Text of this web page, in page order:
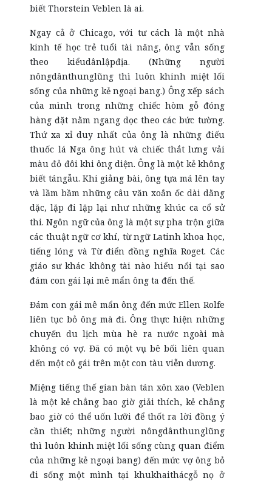
biết Thorstein Veblen là ai.
Ngay cả ở Chicago, với tư cách là một nhà
kinh tế học trẻ tuổi tài năng, ông vẫn sống
theo kiểudânlậpđịa. (Những người
nôngdânthunglũng thì luôn khinh miệt lối
sống của những kẻ ngoại bang.) Ông xếp sách
của mình trong những chiếc hòm gỗ đóng
hàng đặt nằm ngang dọc theo các bức tường.
Thứ xa xỉ duy nhất của ông là những điếu
thuốc lá Nga ông hút và chiếc thắt lưng vải
màu đỏ đôi khi ông diện. Ông là một kẻ không
biết tángẫu. Khi giảng bài, ông tựa má lên tay
và lầm bầm những câu văn xoắn ốc dài dằng
dặc, lặp đi lặp lại như những khúc ca cổ sử
thi. Ngôn ngữ của ông là một sự pha trộn giữa
các thuật ngữ cơ khí, từ ngữ Latinh khoa học,
tiếng lóng và Từ điển đồng nghĩa Roget. Các
giáo sư khác không tài nào hiểu nổi tại sao
đám con gái lại mê mẩn ông ta đến thế.
Đám con gái mê mẩn ông đến mức Ellen Rolfe
liên tục bỏ ông mà đi. Ông thực hiện những
chuyến du lịch mùa hè ra nước ngoài mà
không có vợ. Đã có một vụ bê bối liên quan
đến một cô gái trên một con tàu viễn dương.
Miệng tiếng thế gian bàn tán xôn xao (Veblen
là một kẻ chẳng bao giờ giải thích, kẻ chẳng
bao giờ có thể uốn lưỡi để thốt ra lời đồng ý
cần thiết; những người nôngdânthunglũng
thì luôn khinh miệt lối sống cùng quan điểm
của những kẻ ngoại bang) đến mức vợ ông bỏ
đi sống một mình tại khukhaithácgỗ nọ ở